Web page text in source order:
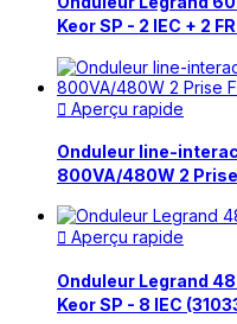
Keor SP - 2 IEC + 2
 Aperçu rapide
Onduleur line-
800VA/480W 2 Prise
 Aperçu rapide
Onduleur Legrand
Keor SP - 8 IEC